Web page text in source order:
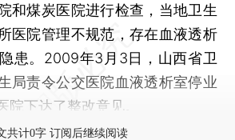
煤炭医院进行检查，当地卫生
医院管理不规范，存在血液透析
患。2009年3月3日，山西省卫
局责令公交医院血液透析室停业
院下达了整改意见。
共计0字 订阅后继续阅读